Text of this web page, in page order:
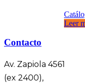
Leer
Contacto
Av. Zapiola 4561
(ex 2400),